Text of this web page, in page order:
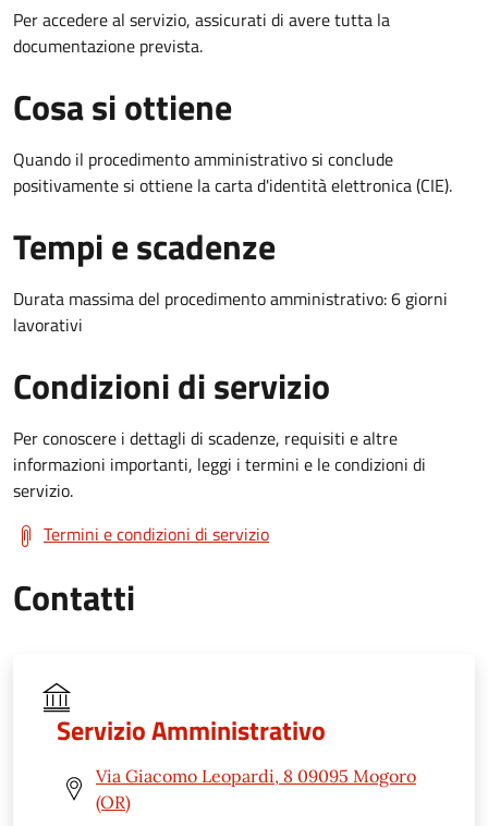
Per accedere al servizio, assicurati di avere tutta la
documentazione prevista.
Cosa si ottiene
Quando il procedimento amministrativo si conclude
positivamente si ottiene la carta d'identità elettronica (CIE).
Tempi e scadenze
Durata massima del procedimento amministrativo: 6 giorni
lavorativi
Condizioni di servizio
Per conoscere i dettagli di scadenze, requisiti e altre
informazioni importanti, leggi i termini e le condizioni di
servizio.
Termini e condizioni di servizio
Contatti
Servizio Amministrativo
Via Giacomo Leopardi, 8 09095 Mogoro
(OR)